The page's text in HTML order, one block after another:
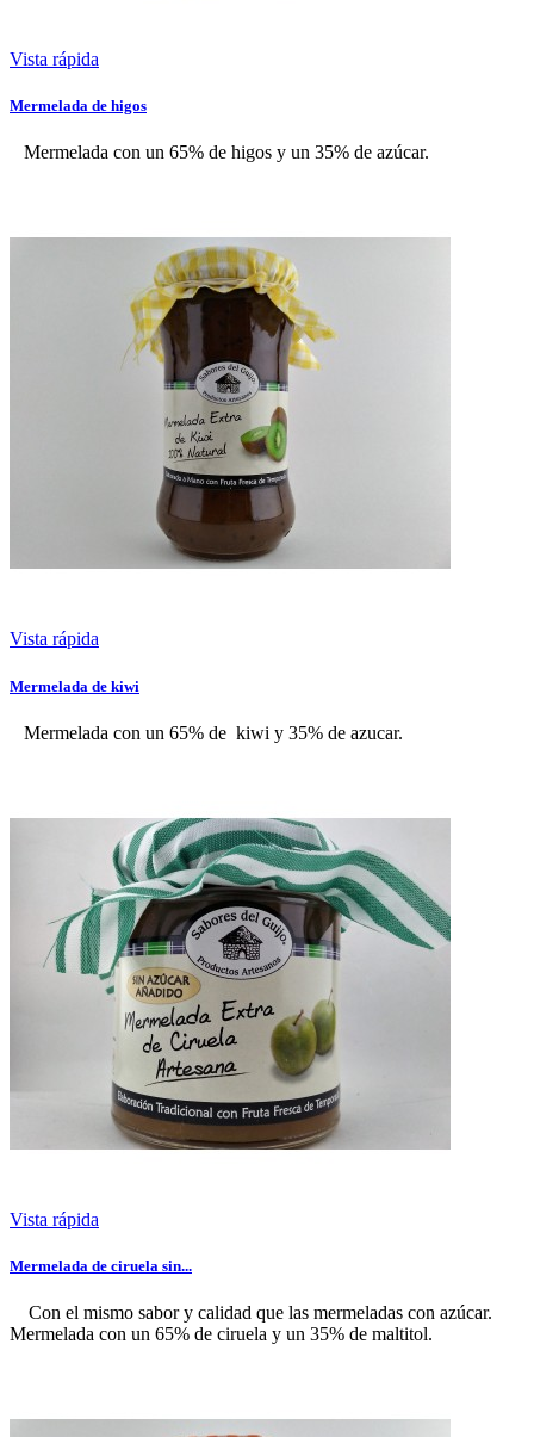
Vista rápida
Mermelada de higos
Mermelada con un 65% de higos y un 35% de azúcar.
Vista rápida
Mermelada de kiwi
Mermelada con un 65% de kiwi y 35% de azucar.
Vista rápida
Mermelada de ciruela sin...
Con el mismo sabor y calidad que las mermeladas con azúcar.
Mermelada con un 65% de ciruela y un 35% de maltitol.